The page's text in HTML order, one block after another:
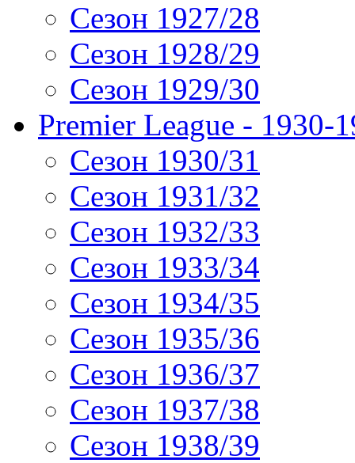
Сезон 1927/28
Сезон 1928/29
Сезон 1929/30
Premier League - 1930-
Сезон 1930/31
Сезон 1931/32
Сезон 1932/33
Сезон 1933/34
Сезон 1934/35
Сезон 1935/36
Сезон 1936/37
Сезон 1937/38
Сезон 1938/39